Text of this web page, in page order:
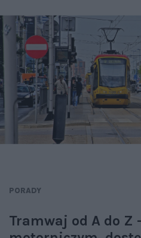
PORADY
Tramwaj od A do Z